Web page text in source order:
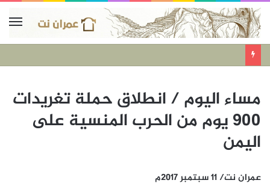
مساء اليوم / انطلاق حملة تغريدات
900 يوم من الحرب المنسية على
اليمن
عمران نت/ 11 سبتمبر 2017م